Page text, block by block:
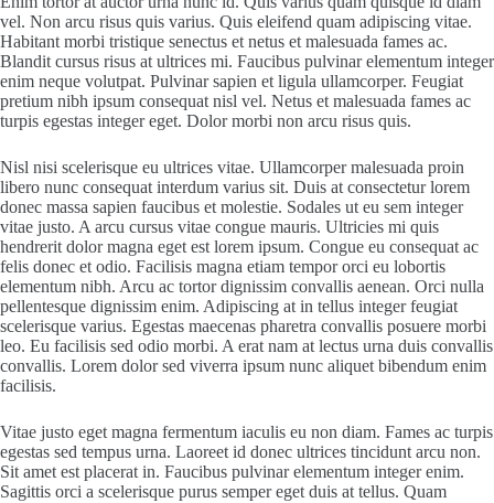
vel. Non arcu risus quis varius. Quis eleifend quam adipiscing vitae.
Habitant morbi tristique senectus et netus et malesuada fames ac.
Blandit cursus risus at ultrices mi. Faucibus pulvinar elementum integer
enim neque volutpat. Pulvinar sapien et ligula ullamcorper. Feugiat
pretium nibh ipsum consequat nisl vel. Netus et malesuada fames ac
turpis egestas integer eget. Dolor morbi non arcu risus quis.
Nisl nisi scelerisque eu ultrices vitae. Ullamcorper malesuada proin
libero nunc consequat interdum varius sit. Duis at consectetur lorem
donec massa sapien faucibus et molestie. Sodales ut eu sem integer
vitae justo. A arcu cursus vitae congue mauris. Ultricies mi quis
hendrerit dolor magna eget est lorem ipsum. Congue eu consequat ac
felis donec et odio. Facilisis magna etiam tempor orci eu lobortis
elementum nibh. Arcu ac tortor dignissim convallis aenean. Orci nulla
pellentesque dignissim enim. Adipiscing at in tellus integer feugiat
scelerisque varius. Egestas maecenas pharetra convallis posuere morbi
leo. Eu facilisis sed odio morbi. A erat nam at lectus urna duis convallis
convallis. Lorem dolor sed viverra ipsum nunc aliquet bibendum enim
facilisis.
Vitae justo eget magna fermentum iaculis eu non diam. Fames ac turpis
egestas sed tempus urna. Laoreet id donec ultrices tincidunt arcu non.
Sit amet est placerat in. Faucibus pulvinar elementum integer enim.
Sagittis orci a scelerisque purus semper eget duis at tellus. Quam